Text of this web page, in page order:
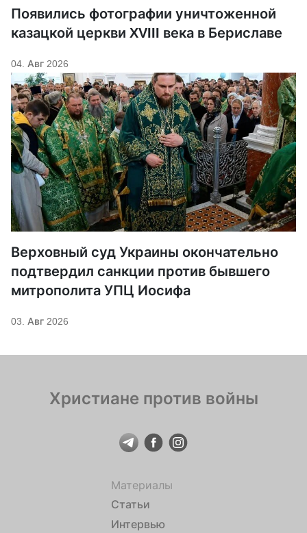
Появились фотографии уничтоженной
казацкой церкви XVIII века в Бериславе
04. Авг 2026
Верховный суд Украины окончательно
подтвердил санкции против бывшего
митрополита УПЦ Иосифа
03. Авг 2026
Христиане против войны
Материалы
Статьи
Интервью